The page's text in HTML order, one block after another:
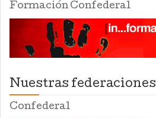
Formación Confederal
Nuestras federaciones
Confederal